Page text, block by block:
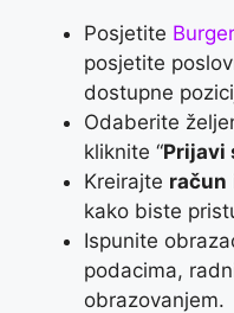
Posjetite
posjetite
dostupne
Odaberite
kliknite “Prijavi
Kreirajte račun
kako biste
Ispunite
podacima,
obrazovanjem.